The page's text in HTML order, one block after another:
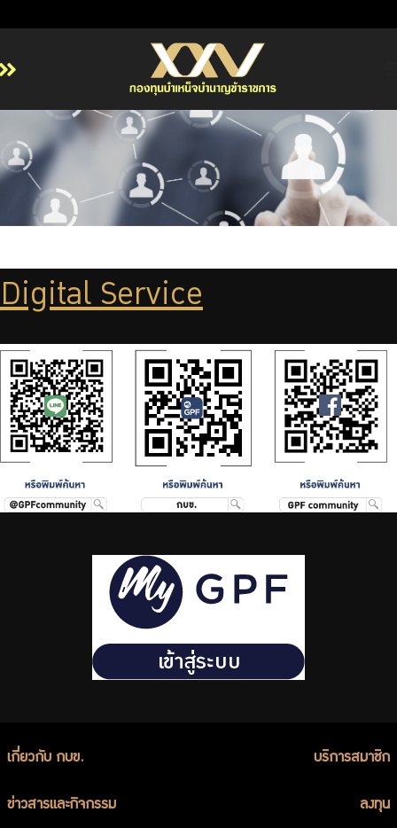
เกี่ยวกับ กบข.
บริการสมาชิก
ลงทุน
รายงานผลการดำเนินงาน
จัดซื้อจัดจ้าง
บริการเจ้าหน้าที่ส่วนราชการ
ร่วมงานกับเรา
ติดต่อเรา
Digital Service
เกี่ยวกับ กบข. บริการสมาชิก
ข่าวสารและกิจกรรม ลงทุน